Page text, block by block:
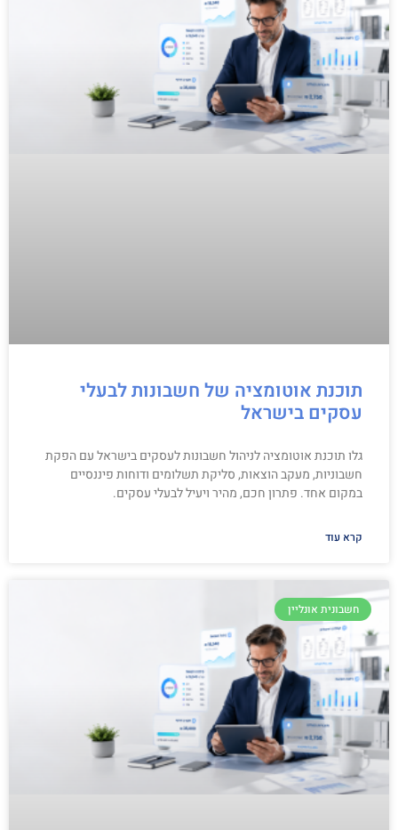
תוכנת אוטומציה של חשבונות לבעלי
עסקים בישראל
גלו תוכנת אוטומציה לניהול חשבונות לעסקים בישראל עם הפקת
חשבוניות, מעקב הוצאות, סליקת תשלומים ודוחות פיננסיים
במקום אחד. פתרון חכם, מהיר ויעיל לבעלי עסקים.
קרא עוד
חשבונית אונליין